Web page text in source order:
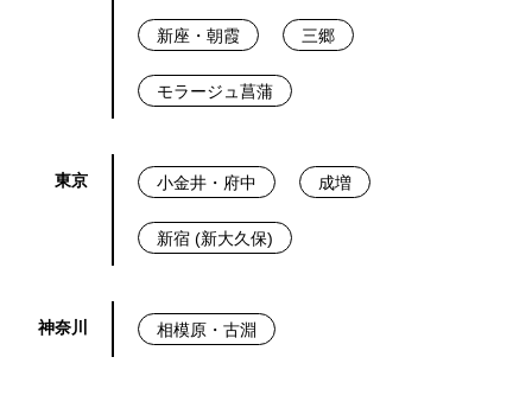
新座・朝霞 三郷
モラージュ菖蒲
東京 小金井・府中 成増
新宿 (新大久保)
神奈川 相模原・古淵